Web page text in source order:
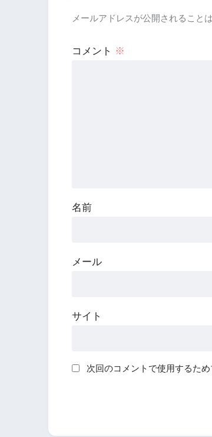
メールアドレスが公開されること
コメント ※
名前
メール
サイト
次回のコメントで使用するた